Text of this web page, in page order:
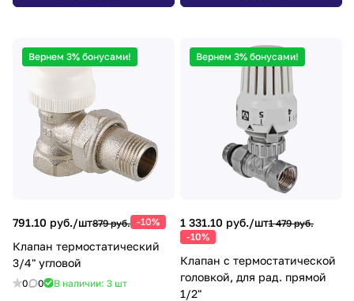
Вернем 3% бонусами!
791.10 руб./шт879 руб. -10%
Клапан термостатический
3/4" угловой
0 0 В наличии: 3 шт
Вернем 3% бонусами!
1 331.10 руб./шт1 479 руб.
-10%
Клапан с термостатической
головкой, для рад. прямой
1/2"